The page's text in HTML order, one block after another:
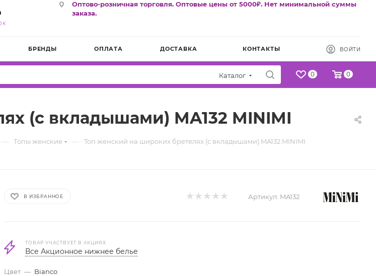
Оптово-розничная торговля. Оптовые цены от 5000₽. Нет минимальной суммы
заказа.
БРЕНДЫ ОПЛАТА ДОСТАВКА КОНТАКТЫ ВОЙТИ
Каталог 0 0
(с вкладышами) MA132 MINIMI
— Топы женские — Toп женский на широких бретелях (с вкладышами) MA132 MINIMI
В ИЗБРАННОЕ Артикул: MA132
ТОВАР УЧАСТВУЕТ В АКЦИЯХ
Все Акционное нижнее белье
Цвет — Bianco